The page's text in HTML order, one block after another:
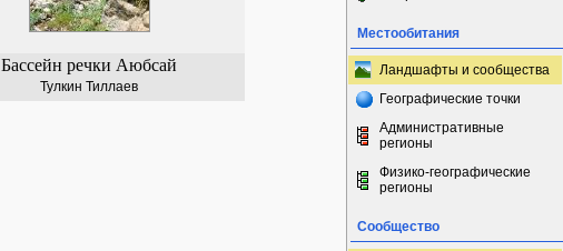
Бассейн речки Аюбсай
Тулкин Тиллаев
Местообитания
Ландшафты и сообщества
Географические точки
Административные
регионы
Физико-географические
регионы
Сообщество